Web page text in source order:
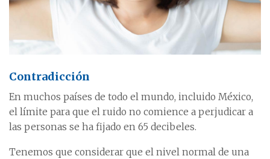
Contradicción
En muchos países de todo el mundo, incluido México,
el límite para que el ruido no comience a perjudicar a
las personas se ha fijado en 65 decibeles.
Tenemos que considerar que el nivel normal de una